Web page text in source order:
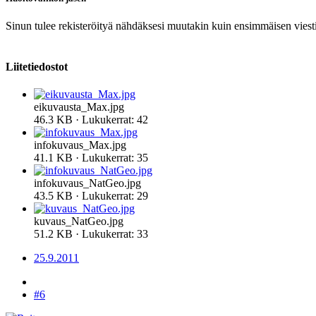
Sinun tulee rekisteröityä nähdäksesi muutakin kuin ensimmäisen
Liitetiedostot
eikuvausta_Max.jpg
46.3 KB · Lukukerrat: 42
infokuvaus_Max.jpg
41.1 KB · Lukukerrat: 35
infokuvaus_NatGeo.jpg
43.5 KB · Lukukerrat: 29
kuvaus_NatGeo.jpg
51.2 KB · Lukukerrat: 33
25.9.2011
#6